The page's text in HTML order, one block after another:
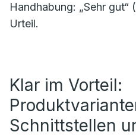
Handhabung: „Sehr gut“
Urteil.
Klar im Vorteil:
Schnittstellen